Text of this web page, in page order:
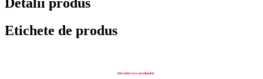
Detalii produs
Etichete de produs
Introducerea produsului